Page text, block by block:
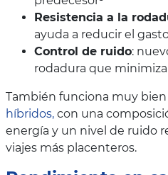
Resistencia a la
ayuda a reducir el
Control de ruido:
rodadura que
También funciona muy
híbridos, con una
energía y un nivel de ruido
viajes más placenteros.